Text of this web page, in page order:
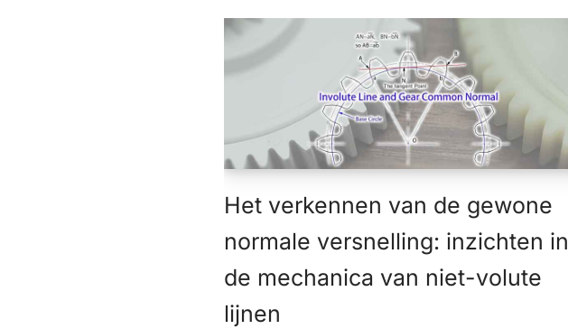
Het verkennen van de gewone
normale versnelling: inzichten in
de mechanica van niet-volute
lijnen